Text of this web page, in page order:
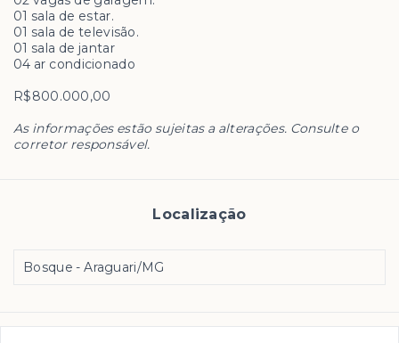
01 sala de estar.
01 sala de televisão.
01 sala de jantar
04 ar condicionado
R$800.000,00
As informações estão sujeitas a alterações. Consulte o
corretor responsável.
Localização
Bosque - Araguari/MG